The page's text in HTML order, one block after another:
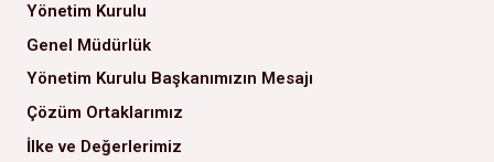
Yönetim Kurulu
Genel Müdürlük
Yönetim Kurulu Başkanımızın Mesajı
Çözüm Ortaklarımız
İlke ve Değerlerimiz